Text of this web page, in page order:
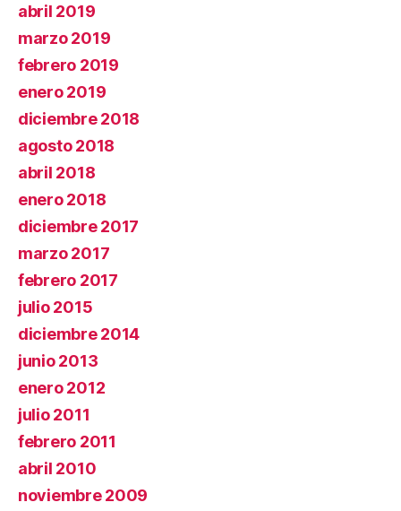
abril 2019
marzo 2019
febrero 2019
enero 2019
diciembre 2018
agosto 2018
abril 2018
enero 2018
diciembre 2017
marzo 2017
febrero 2017
julio 2015
diciembre 2014
junio 2013
enero 2012
julio 2011
febrero 2011
abril 2010
noviembre 2009